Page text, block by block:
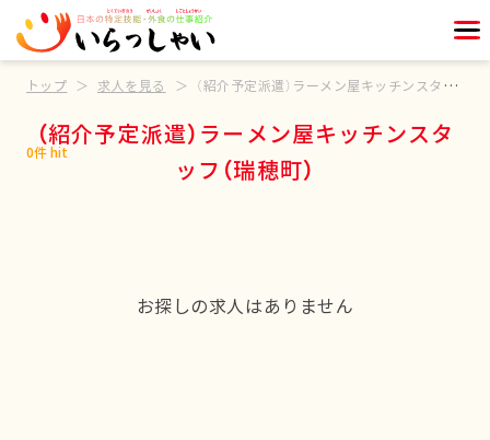
トップ 求人を見る （紹介予定派遣）ラーメン屋キッチンスタッフ（瑞穂町）
（紹介予定派遣）ラーメン屋キッチンスタ
ッフ（瑞穂町）
0件 hit
お探しの求人はありません